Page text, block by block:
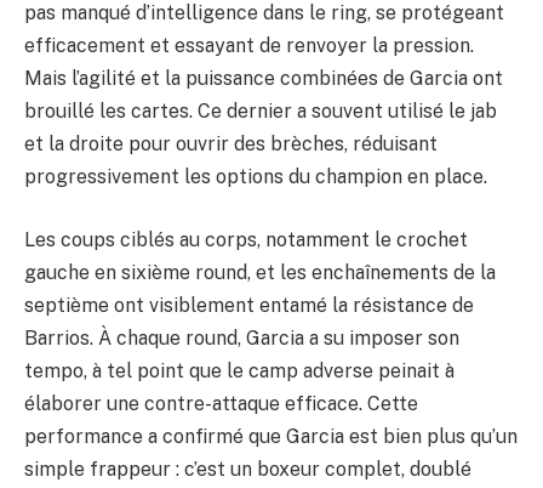
pas manqué d’intelligence dans le ring, se protégeant
efficacement et essayant de renvoyer la pression.
Mais l’agilité et la puissance combinées de Garcia ont
brouillé les cartes. Ce dernier a souvent utilisé le jab
et la droite pour ouvrir des brèches, réduisant
progressivement les options du champion en place.
Les coups ciblés au corps, notamment le crochet
gauche en sixième round, et les enchaînements de la
septième ont visiblement entamé la résistance de
Barrios. À chaque round, Garcia a su imposer son
tempo, à tel point que le camp adverse peinait à
élaborer une contre-attaque efficace. Cette
performance a confirmé que Garcia est bien plus qu’un
simple frappeur : c’est un boxeur complet, doublé